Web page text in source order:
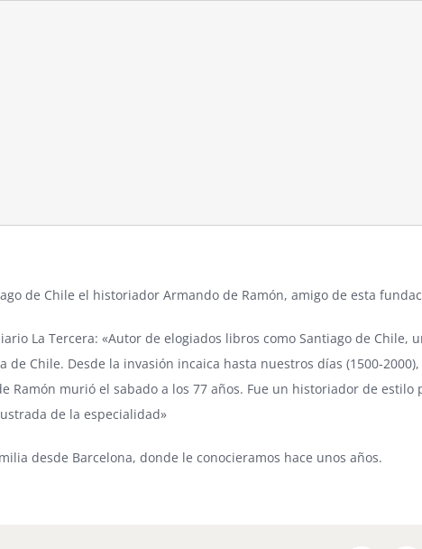
de Chile el historiador Armando de Ramón, amigo de esta
La Tercera: «Autor de elogiados libros como Santiago de Chile,
Chile. Desde la invasión incaica hasta nuestros días (1500-
Ramón murió el sabado a los 77 años. Fue un historiador de estilo
de la especialidad»
desde Barcelona, donde le conocieramos hace unos años.